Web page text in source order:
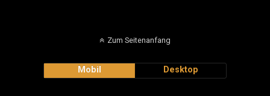
Zum Seitenanfang
Mobil Desktop